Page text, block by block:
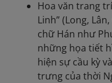
Hoa văn trang
Linh” (Long,
chữ Hán như
những họa tiết
hiện sự cầu kỳ
trưng của thời